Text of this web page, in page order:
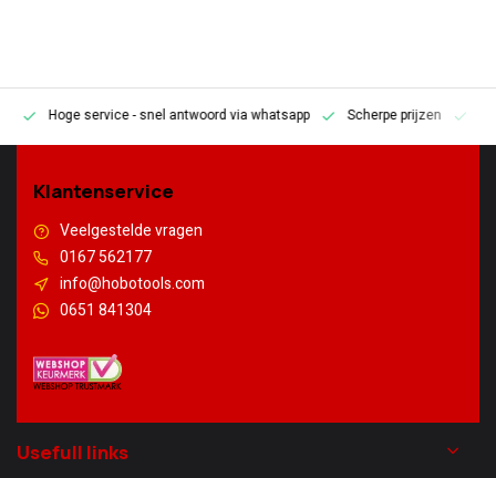
Hoge service- snel antwoord via whatsapp Scherpe prijzen
Klantenservice
Veelgestelde vragen
0167 562177
info@hobotools.com
0651 841304
Usefull links